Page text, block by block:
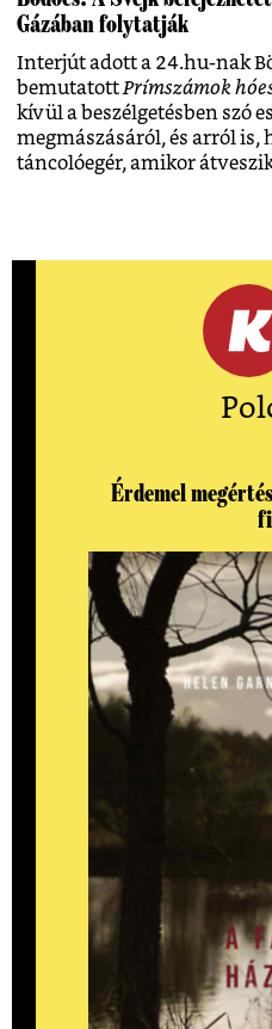
Gázában folytatják
Interjút adott a 24.hu-nak
bemutatott Prímszámok
kívül a beszélgetésben szó
megmászásáról, és arról is,
táncolóegér, amikor
Érdemel